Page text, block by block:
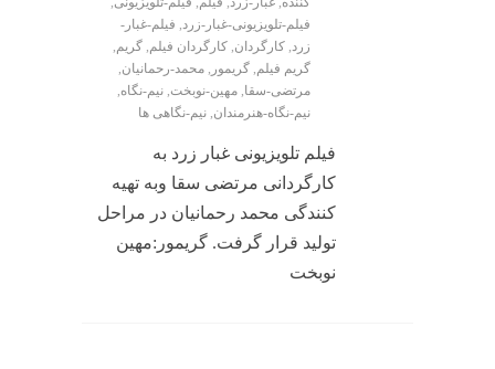
فیلم-تلویزیونی-غبار-زرد, فیلم-غبار-
زرد, کارگردان, کارگردان فیلم, گریم,
گریم فیلم, گریمور , محمد-رحمانیان,
مرتضی-سقا, مهین-نوبخت, نیم-نگاه,
نیم-نگاه-هنرمندان, نیم-نگاهی ها
فیلم تلویزیونی غبار زرد به
کارگردانی مرتضی سقا وبه تهیه
کنندگی محمد رحمانیان در مراحل
تولید قرار گرفت. گریمور:مهین
نوبخت